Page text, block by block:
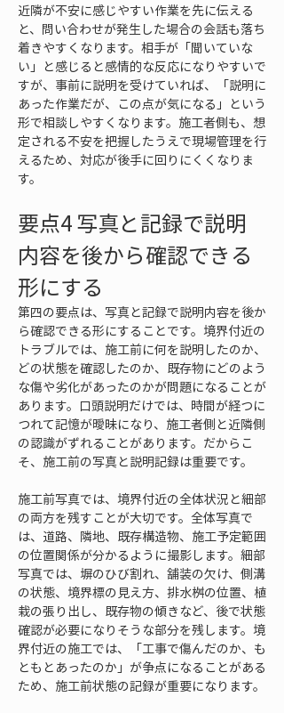
近隣が不安に感じやすい作業を先に伝える
と、問い合わせが発生した場合の会話も落ち
着きやすくなります。相手が「聞いていな
い」と感じると感情的な反応になりやすいで
すが、事前に説明を受けていれば、「説明に
あった作業だが、この点が気になる」という
形で相談しやすくなります。施工者側も、想
定される不安を把握したうえで現場管理を行
えるため、対応が後手に回りにくくなりま
す。
要点4 写真と記録で説明
内容を後から確認できる
形にする
第四の要点は、写真と記録で説明内容を後か
ら確認できる形にすることです。境界付近の
トラブルでは、施工前に何を説明したのか、
どの状態を確認したのか、既存物にどのよう
な傷や劣化があったのかが問題になることが
あります。口頭説明だけでは、時間が経つに
つれて記憶が曖昧になり、施工者側と近隣側
の認識がずれることがあります。だからこ
そ、施工前の写真と説明記録は重要です。
施工前写真では、境界付近の全体状況と細部
の両方を残すことが大切です。全体写真で
は、道路、隣地、既存構造物、施工予定範囲
の位置関係が分かるように撮影します。細部
写真では、塀のひび割れ、舗装の欠け、側溝
の状態、境界標の見え方、排水桝の位置、植
栽の張り出し、既存物の傾きなど、後で状態
確認が必要になりそうな部分を残します。境
界付近の施工では、「工事で傷んだのか、も
ともとあったのか」が争点になることがある
ため、施工前状態の記録が重要になります。